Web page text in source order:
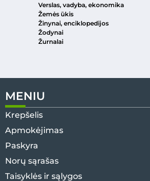
Verslas, vadyba, ekonomika
Žemės ūkis
Žinynai, enciklopedijos
Žodynai
Žurnalai
MENIU
Krepšelis
Apmokėjimas
Paskyra
Norų sąrašas
Taisyklės ir sąlygos